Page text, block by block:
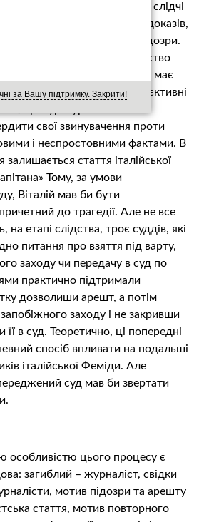
за Вашу підтримку. Закрити!
мова про вбиство і тому слідчі
час на збір додаткових доказів,
(чи спростувати) їхні підозри.
міняється, коли слідство
в суд. Тепер суд має
«аморфні підозри», а об’єктивні
прокуратура так і не
свої звинувачення проти
і неспростовними фактами. В
залишається стаття італійської
Тому, за умови
Віталій мав би бути
до трагедії. Але не все
етапі слідства, троє суддів, які
питання про взяття під варту,
заходу чи передачу в суд по
практично підтримали
дозволиши арешт, а потім
заходу і не закривши
в суд. Теоретично, ці попередні
спосіб впливати на подальші
італійської Феміди. Але
суд мав би звертати
особливістю цього процесу є
загиблий – журналіст, свідки
мотив підозри та арешту
стаття, мотив повторного